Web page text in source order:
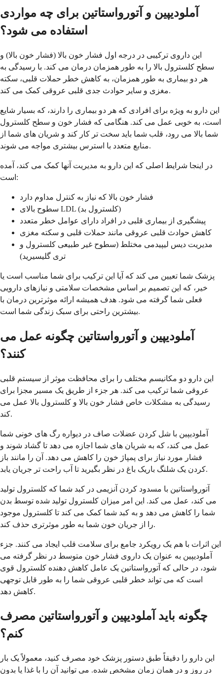
آملودیپین و آتورواستاتین برای چه مواردی
استفاده می شود؟
این داروی ترکیبی در درجه اول فشار خون بالا (فشار خون بالا) و
سطح کلسترول بالا را به طور همزمان درمان می کند. با رسیدگی به
هر دو بیماری به طور همزمان، به کاهش خطر حملات قلبی، سکته
مغزی و سایر حوادث جدی قلبی عروقی کمک می کند.
این دارو به ویژه برای افرادی که هر دو بیماری را دارند، که بسیار شایع
است، به خوبی عمل می کند. هنگامی که فشار خون و سطح کلسترول
شما بالا می رود، قلب شما باید سخت تر کار کند و شریان های شما از
منابع متعدد با استرس بیشتری مواجه می شوند.
در اینجا شرایط اصلی که این دارو به مدیریت آنها کمک می کند، آمده
است:
فشار خون بالا که نیاز به کنترل مداوم دارد
سطوح بالای LDL (کلسترول بد)
پیشگیری از بیماری قلبی در افراد دارای عوامل خطر متعدد
کاهش حوادث قلبی عروقی مانند حملات قلبی و سکته مغزی
مدیریت دیس لیپیدمی مختلط (سطوح غیر طبیعی کلسترول و
تری گلیسیرید)
پزشک شما تعیین می کند که آیا این ترکیب برای شما مناسب است یا
خیر، که این تصمیم بر اساس مشخصات سلامتی و نیازهای دارویی
فعلی شما گرفته می شود. هدف همیشه ارائه موثرترین درمان با
بیشترین راحتی برای سبک زندگی شما است.
آملودیپین و آتورواستاتین چگونه عمل می
کنند؟
این دارو دو مکانیسم مختلف را برای محافظت موثر از سیستم قلبی
عروقی شما ترکیب می کند. هر جزء از طریق یک مسیر مجزا برای
رسیدگی به مشکلات خاص فشار خون بالا و کلسترول بالا عمل می
کند.
آملودیپین با شل کردن عضلات صاف در دیواره رگ های خونی شما
عمل می کند، که به شریان های شما اجازه می دهد تا گشاد شوند و
فشار مورد نیاز برای پمپاژ خون را کاهش می دهد. آن را مانند باز
کردن یک شلنگ باریک باغ در نظر بگیرید تا آب راحت تر جریان یابد.
آتورواستاتین با مسدود کردن آنزیمی در کبد شما که کلسترول تولید
می کند، عمل می کند. این امر میزان کلسترول تولید شده توسط بدن
شما را کاهش می دهد و به کبد شما کمک می کند تا کلسترول موجود
را از جریان خون شما به طور موثرتری حذف کند.
این اثرات با هم یک رویکرد جامع برای سلامت قلب ایجاد می کنند. جزء
آملودیپین به عنوان یک داروی فشار خون متوسط در نظر گرفته می
شود، در حالی که آتورواستاتین یک عامل کاهش دهنده کلسترول قوی
است که می تواند خطر قلبی عروقی شما را به طور قابل توجهی
کاهش دهد.
چگونه باید آملودیپین و آتورواستاتین مصرف
کنم؟
این دارو را دقیقاً طبق دستور پزشک خود مصرف کنید، معمولاً یک بار
در روز و در همان زمان مشخص شده. می توانید آن را با غذا یا بدون